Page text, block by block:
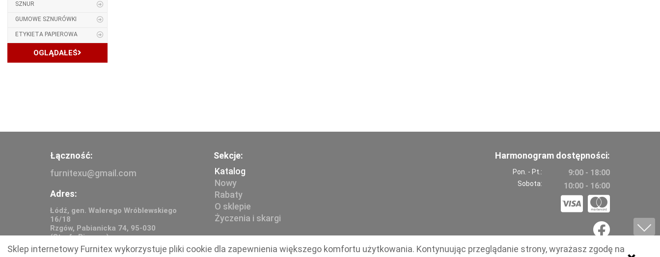
SZNUR
GUMOWE SZNURÓWKI
ETYKIETA PAPIEROWA
OGLĄDAŁEŚ
Łączność:
furnitexu@gmail.com
Adres:
Łódź, gen. Walerego Wróblewskiego
16/18
Rzgów, Pabianicka 74, 95-030
(Strefa Biznesu)
Sekcje:
Katalog
Nowy
Rabaty
O sklepie
Życzenia i skargi
Harmonogram dostępności:
Pon. - Pt.:
Sobota:
9:00 - 18:00
10:00 - 16:00
Sklep internetowy Furnitex wykorzystuje pliki cookie dla zapewnienia większego komfortu użytkowania. Kontynuując przeglądanie strony, wyrażasz zgodę na